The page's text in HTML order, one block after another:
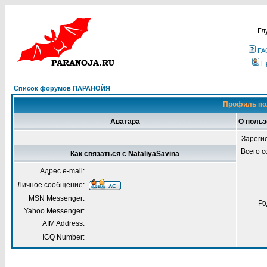
Список форумов ПАРАНОЙЯ
Профиль
Аватара О
Всего
Как связаться с NataliyaSavina
Адрес e-mail:
Личное сообщение:
MSN Messenger:
Yahoo Messenger:
AIM Address:
ICQ Number: